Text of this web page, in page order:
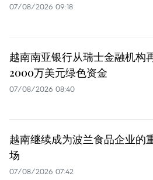
07/08/2026 09:18
越南南亚银行从瑞士金融机构
2000万美元绿色资金
07/08/2026 08:40
越南继续成为波兰食品企业的
场
07/08/2026 07:42